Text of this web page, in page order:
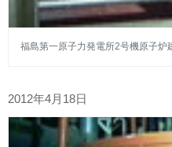
福島第一原子力発電所2号機原子炉
2012年4月18日